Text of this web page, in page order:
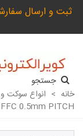
ثبت و ارسال
جستجو
خانه > انواع سوکت و
FFC 0.5mm PITCH